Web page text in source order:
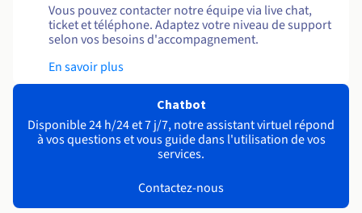
Vous pouvez contacter notre équipe via live chat,
ticket et téléphone. Adaptez votre niveau de support
selon vos besoins d'accompagnement.
En savoir plus
Chatbot
Disponible 24 h/24 et 7 j/7, notre assistant virtuel répond
à vos questions et vous guide dans l'utilisation de vos
services.
Contactez-nous